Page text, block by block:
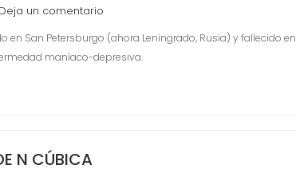
Deja un comentario
en San Petersburgo (ahora Leningrado, Rusia) y fallecido en
maníaco-depresiva.
N CÚBICA